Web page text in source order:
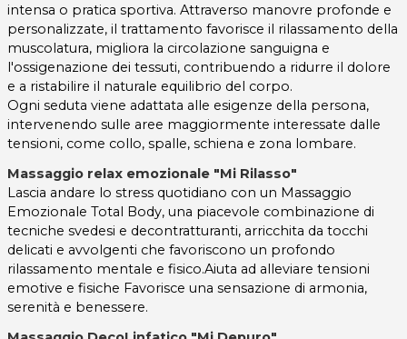
intensa o pratica sportiva. Attraverso manovre profonde e
personalizzate, il trattamento favorisce il rilassamento della
muscolatura, migliora la circolazione sanguigna e
l'ossigenazione dei tessuti, contribuendo a ridurre il dolore
e a ristabilire il naturale equilibrio del corpo.
Ogni seduta viene adattata alle esigenze della persona,
intervenendo sulle aree maggiormente interessate dalle
tensioni, come collo, spalle, schiena e zona lombare.
Massaggio relax emozionale "Mi Rilasso"
Lascia andare lo stress quotidiano con un Massaggio
Emozionale Total Body, una piacevole combinazione di
tecniche svedesi e decontratturanti, arricchita da tocchi
delicati e avvolgenti che favoriscono un profondo
rilassamento mentale e fisico.Aiuta ad alleviare tensioni
emotive e fisiche Favorisce una sensazione di armonia,
serenità e benessere.